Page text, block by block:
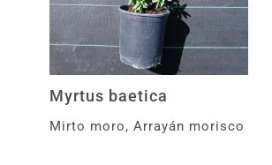
Myrtus baetica
Mirto moro, Arrayán morisco